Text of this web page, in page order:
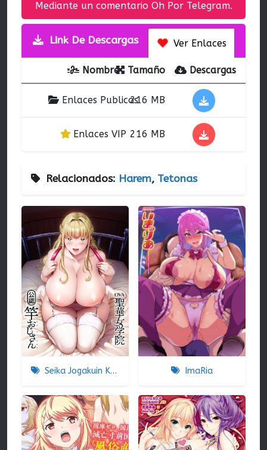
Mediante un comentario Oh Por Telegram.
Link De Descargas Ver Enlaces
Nombre Tamaño Descargas
Enlaces Publicos216 MB
Enlaces VIP 216 MB
Relacionados: Harem, Tetonas
Seika Jogakuin Koutoubu Kounin Sao Oji-san ImaRia